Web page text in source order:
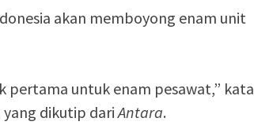
akan memboyong enam unit
pertama untuk enam pesawat,” kata
yang dikutip dariAntara.